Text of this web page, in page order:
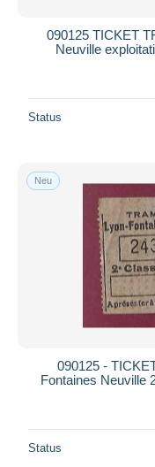
090125 TICKET
Neuville
Status
Neu
090125 -
Fontaines Neuville
Status